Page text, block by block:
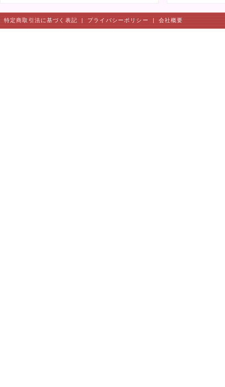
特定商取引法に基づく表記 | プライバシーポリシー | 会社概要